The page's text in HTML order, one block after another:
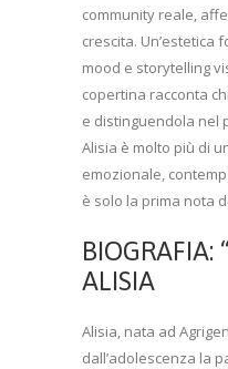
community reale,
crescita. Un’estetica
mood e storytelling
copertina racconta
e distinguendola nel
Alisia è molto più di
emozionale,
è solo la prima nota
BIOGRAFIA:
ALISIA
Alisia, nata ad
dall’adolescenza la